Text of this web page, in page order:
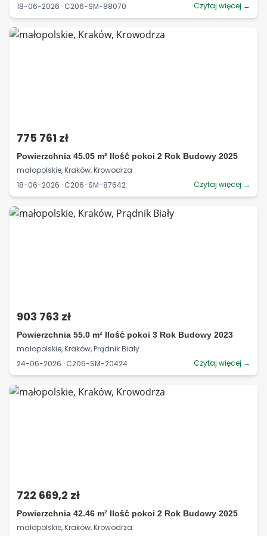
18-06-2026 · C206-SM-88070
Czytaj więcej →
775 761 zł
Powierzchnia 45.05 m² Ilość pokoi 2 Rok Budowy 2025
małopolskie, Kraków, Krowodrza
18-06-2026 · C206-SM-87642
Czytaj więcej →
903 763 zł
Powierzchnia 55.0 m² Ilość pokoi 3 Rok Budowy 2023
małopolskie, Kraków, Prądnik Biały
24-06-2026 · C206-SM-20424
Czytaj więcej →
722 669,2 zł
Powierzchnia 42.46 m² Ilość pokoi 2 Rok Budowy 2025
małopolskie, Kraków, Krowodrza